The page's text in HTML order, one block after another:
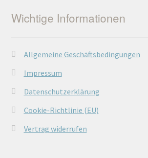
Wichtige Informationen
Allgemeine Geschäftsbedingungen
Impressum
Datenschutzerklärung
Cookie-Richtlinie (EU)
Vertrag widerrufen